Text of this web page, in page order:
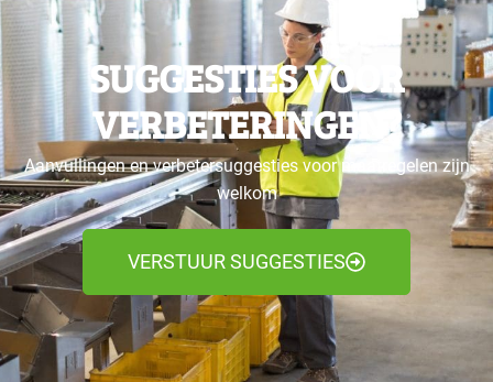
SUGGESTIES VOOR
VERBETERINGEN?
Aanvullingen en verbetersuggesties voor maatregelen zijn
welkom
VERSTUUR SUGGESTIES